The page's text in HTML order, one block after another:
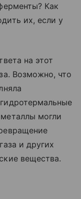
Как
их, если у
на этот
Возможно, что
могли
и других
вещества.